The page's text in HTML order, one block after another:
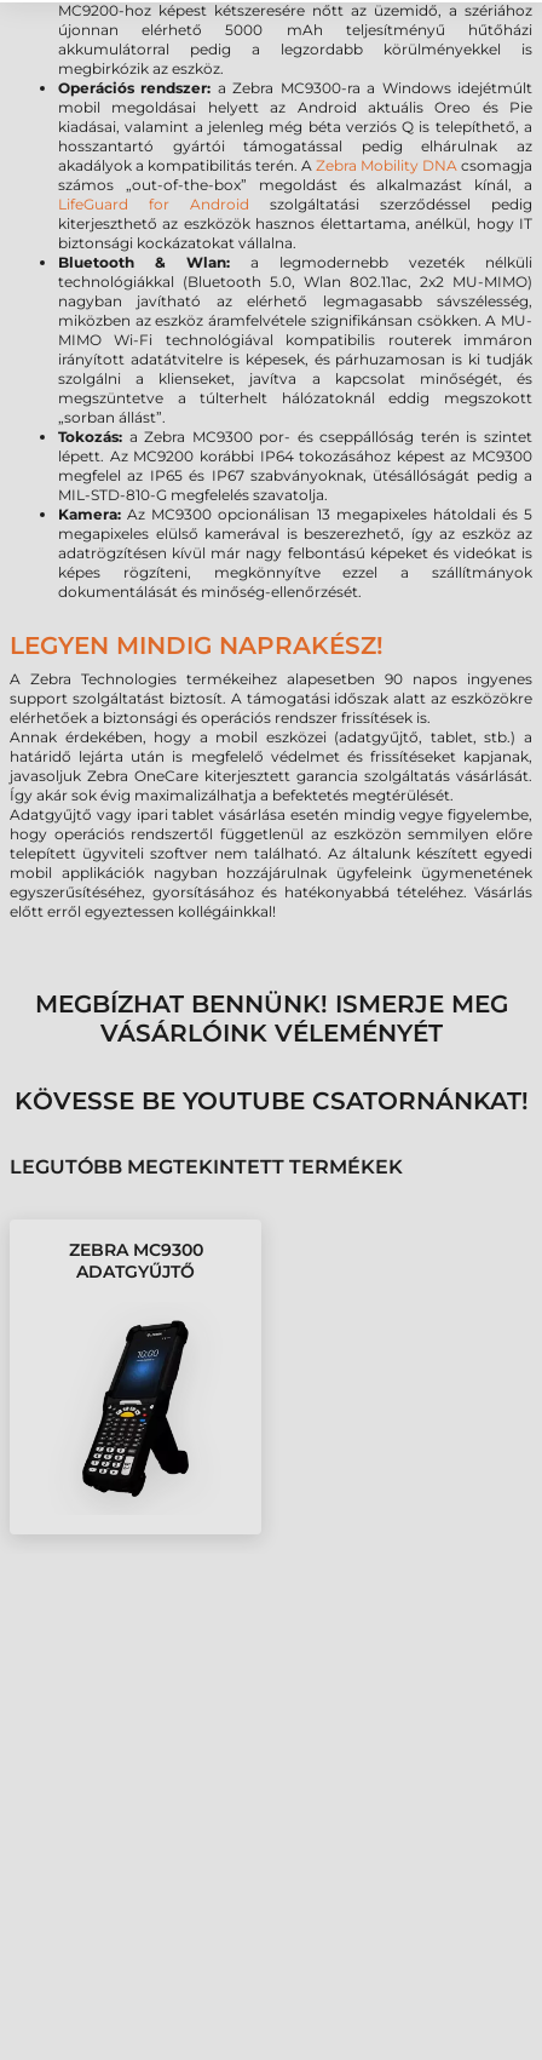
MC9200-hoz képest kétszeresére nőtt az üzemidő, a szériához
újonnan elérhető 5000 mAh teljesítményű hűtőházi
akkumulátorral pedig a legzordabb körülményekkel is
megbirkózik az eszköz.
Operációs rendszer: a Zebra MC9300-ra a Windows idejétmúlt
mobil megoldásai helyett az Android aktuális Oreo és Pie
kiadásai, valamint a jelenleg még béta verziós Q is telepíthető, a
hosszantartó gyártói támogatással pedig elhárulnak az
akadályok a kompatibilitás terén. A Zebra Mobility DNA csomagja
számos „out-of-the-box” megoldást és alkalmazást kínál, a
LifeGuard for Android szolgáltatási szerződéssel pedig
kiterjeszthető az eszközök hasznos élettartama, anélkül, hogy IT
biztonsági kockázatokat vállalna.
Bluetooth & Wlan: a legmodernebb vezeték nélküli
technológiákkal (Bluetooth 5.0, Wlan 802.11ac, 2x2 MU-MIMO)
nagyban javítható az elérhető legmagasabb sávszélesség,
miközben az eszköz áramfelvétele szignifikánsan csökken. A MU-
MIMO Wi-Fi technológiával kompatibilis routerek immáron
irányított adatátvitelre is képesek, és párhuzamosan is ki tudják
szolgálni a klienseket, javítva a kapcsolat minőségét, és
megszüntetve a túlterhelt hálózatoknál eddig megszokott
„sorban állást”.
Tokozás: a Zebra MC9300 por- és cseppállóság terén is szintet
lépett. Az MC9200 korábbi IP64 tokozásához képest az MC9300
megfelel az IP65 és IP67 szabványoknak, ütésállóságát pedig a
MIL-STD-810-G megfelelés szavatolja.
Kamera: Az MC9300 opcionálisan 13 megapixeles hátoldali és 5
megapixeles elülső kamerával is beszerezhető, így az eszköz az
adatrögzítésen kívül már nagy felbontású képeket és videókat is
képes rögzíteni, megkönnyítve ezzel a szállítmányok
dokumentálását és minőség-ellenőrzését.
LEGYEN MINDIG NAPRAKÉSZ!
A Zebra Technologies termékeihez alapesetben 90 napos ingyenes
support szolgáltatást biztosít. A támogatási időszak alatt az eszközökre
elérhetőek a biztonsági és operációs rendszer frissítések is.
Annak érdekében, hogy a mobil eszközei (adatgyűjtő, tablet, stb.) a
határidő lejárta után is megfelelő védelmet és frissítéseket kapjanak,
javasoljuk Zebra OneCare kiterjesztett garancia szolgáltatás vásárlását.
Így akár sok évig maximalizálhatja a befektetés megtérülését.
Adatgyűjtő vagy ipari tablet vásárlása esetén mindig vegye figyelembe,
hogy operációs rendszertől függetlenül az eszközön semmilyen előre
telepített ügyviteli szoftver nem található. Az általunk készített egyedi
mobil applikációk nagyban hozzájárulnak ügyfeleink ügymenetének
egyszerűsítéséhez, gyorsításához és hatékonyabbá tételéhez. Vásárlás
előtt erről egyeztessen kollégáinkkal!
MEGBÍZHAT BENNÜNK! ISMERJE MEG
VÁSÁRLÓINK VÉLEMÉNYÉT
KÖVESSE BE YOUTUBE CSATORNÁNKAT!
LEGUTÓBB MEGTEKINTETT TERMÉKEK
ZEBRA MC9300
ADATGYŰJTŐ